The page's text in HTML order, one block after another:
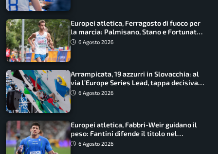
Europei atletica, Ferragosto di fuoco per
la marcia: Palmisano, Stano e Fortunato
guidano l’Italia
6 Agosto 2026
Arrampicata, 19 azzurri in Slovacchia: al
via l’Europe Series Lead, tappa decisiva
per la Speed
6 Agosto 2026
Europei atletica, Fabbri-Weir guidano il
peso: Fantini difende il titolo nel
martello
6 Agosto 2026